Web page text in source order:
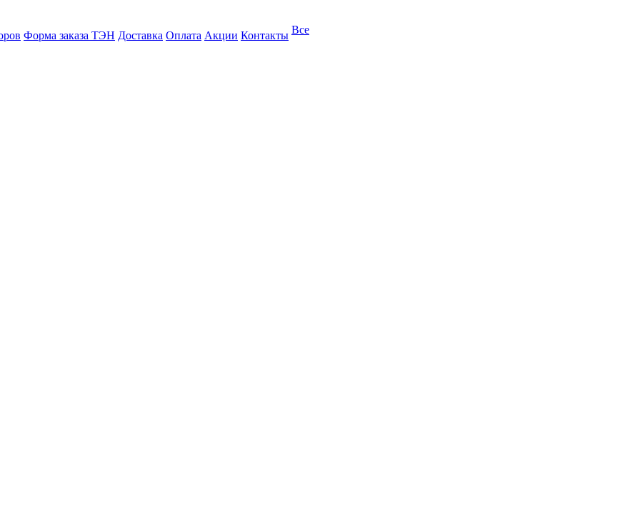
Форма заказа ТЭН Доставка Оплата Акции Контакты Все